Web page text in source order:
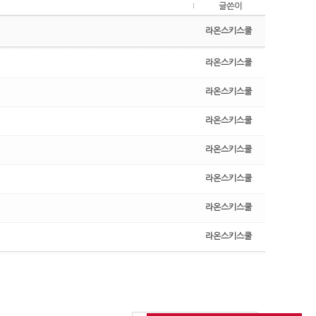
글쓴이
라온스키스쿨
라온스키스쿨
라온스키스쿨
라온스키스쿨
라온스키스쿨
라온스키스쿨
라온스키스쿨
라온스키스쿨